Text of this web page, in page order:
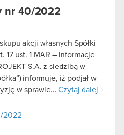
nr 40/2022
akcji własnych Spółki
17 ust. 1 MAR – informacje
S.A. z siedzibą w
informuje, iż podjął w
w sprawie… Czytaj dalej
2022